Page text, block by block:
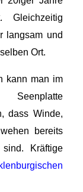
Gleichzeitig
langsam und
Ort.
kann man im
Seenplatte
dass Winde,
bereits
Kräftige